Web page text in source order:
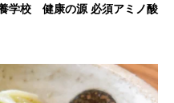
学校 健康の源 必須アミノ酸